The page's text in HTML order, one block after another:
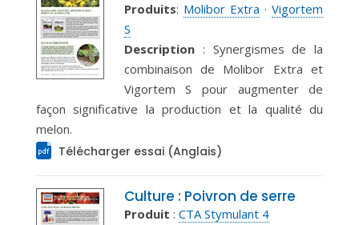
Produits: Molibor Extra ·Vigortem
S
Description : Synergismes de la
combinaison de Molibor Extra et
Vigortem S pour augmenter de
façon significative la production et la qualité du
melon.
Télécharger essai (Anglais)
Culture : Poivron de serre
Produit : CTA Stymulant 4